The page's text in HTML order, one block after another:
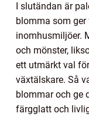
I slutändan är
blomma som
inomhusmiljöer.
och mönster,
ett utmärkt val
växtälskare. Så
blommar och ge
färgglatt och